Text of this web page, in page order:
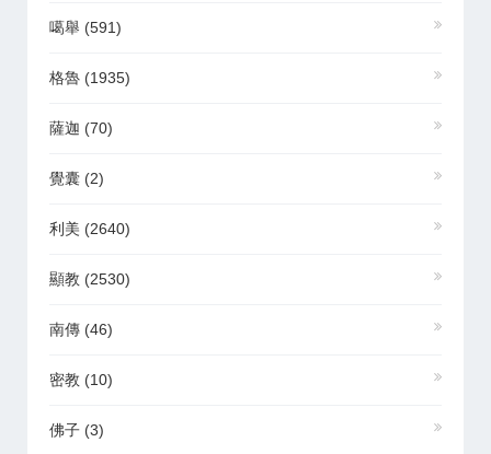
噶舉 (591)
格魯 (1935)
薩迦 (70)
覺囊 (2)
利美 (2640)
顯教 (2530)
南傳 (46)
密教 (10)
佛子 (3)